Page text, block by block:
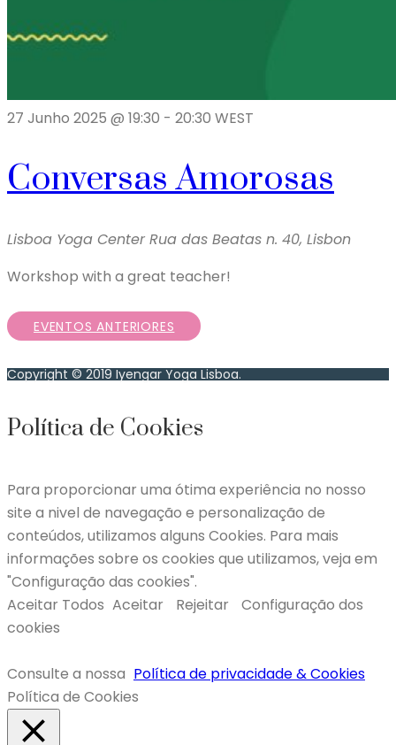
27 Junho 2025 @ 19:30 - 20:30 WEST
Conversas Amorosas
Lisboa Yoga Center Rua das Beatas n. 40, Lisbon
Workshop with a great teacher!
EVENTOS ANTERIORES
Copyright © 2019 Iyengar Yoga Lisboa.
Política de Cookies
Para proporcionar uma ótima experiência no nosso
site a nivel de navegação e personalização de
conteúdos, utilizamos alguns Cookies. Para mais
informações sobre os cookies que utilizamos, veja em
"Configuração das cookies".
Aceitar Todos Aceitar Rejeitar
Configuração dos
cookies
Consulte a nossa Política de privacidade & Cookies
Política de Cookies